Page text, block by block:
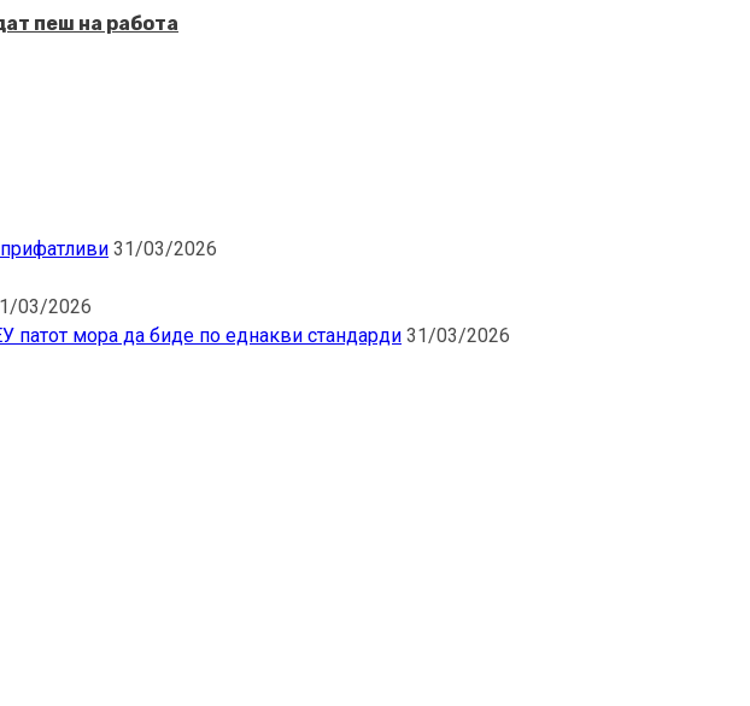
пеш на работа
31/03/2026
03/2026
патот мора да биде по еднакви стандарди 31/03/2026